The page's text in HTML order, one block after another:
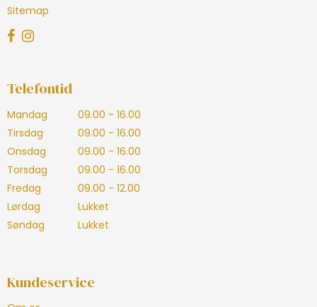
Sitemap
Telefontid
Mandag
09.00 - 16.00
Tirsdag
09.00 - 16.00
Onsdag
09.00 - 16.00
Torsdag
09.00 - 16.00
Fredag
09.00 - 12.00
Lørdag
Lukket
Søndag
Lukket
Kundeservice